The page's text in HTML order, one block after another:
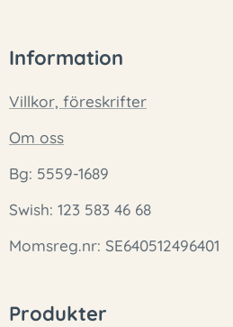
Information
Villkor, föreskrifter
Om oss
Bg: 5559-1689
Swish: 123 583 46 68
Momsreg.nr: SE640512496401
Produkter